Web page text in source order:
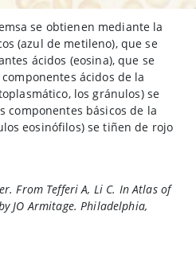
se obtienen mediante la
(azul de metileno), que se
ácidos (eosina), que se
ácidos de la
los gránulos) se
componentes básicos de la
eosinófilos) se tiñen de rojo
From Tefferi A, Li C. In Atlas of
JO Armitage. Philadelphia,